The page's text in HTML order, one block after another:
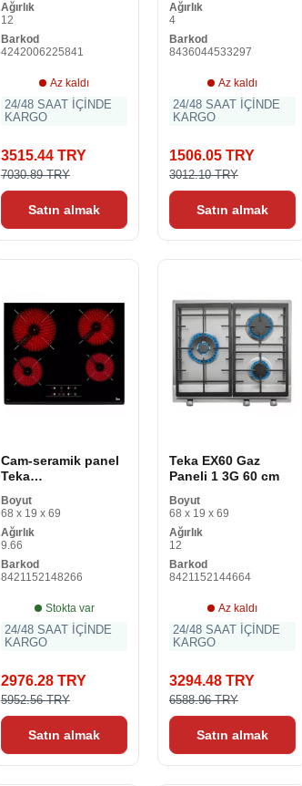
Ağırlık
12
Barkod
4242006225841
Az kaldı
24/48 SAAT İÇİNDE
KARGO
3515.44 TRY
7030.89 TRY
Satın almak
Ağırlık
4
Barkod
8436044533297
Az kaldı
24/48 SAAT İÇİNDE
KARGO
1506.05 TRY
3012.10 TRY
Satın almak
Cam-seramik panel
Teka
60 cm 60 cm
Boyut
68 x 19 x 69
Ağırlık
9.66
Barkod
8421152148266
Stokta var
24/48 SAAT İÇİNDE
KARGO
2976.28 TRY
5952.56 TRY
Satın almak
Teka EX60 Gaz
Paneli 1 3G 60 cm
Boyut
68 x 19 x 69
Ağırlık
12
Barkod
8421152144664
Az kaldı
24/48 SAAT İÇİNDE
KARGO
3294.48 TRY
6588.96 TRY
Satın almak